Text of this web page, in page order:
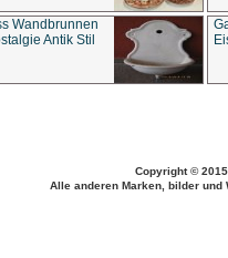
Wandbrunnen
Antik Stil
Copyright ©
Alle anderen Marken, bilder und